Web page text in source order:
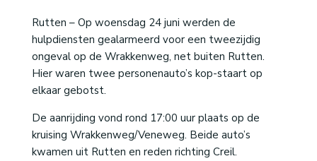
Rutten – Op woensdag 24 juni werden de
hulpdiensten gealarmeerd voor een tweezijdig
ongeval op de Wrakkenweg, net buiten Rutten.
Hier waren twee personenauto’s kop-staart op
elkaar gebotst.
De aanrijding vond rond 17:00 uur plaats op de
kruising Wrakkenweg/Veneweg. Beide auto’s
kwamen uit Rutten en reden richting Creil.